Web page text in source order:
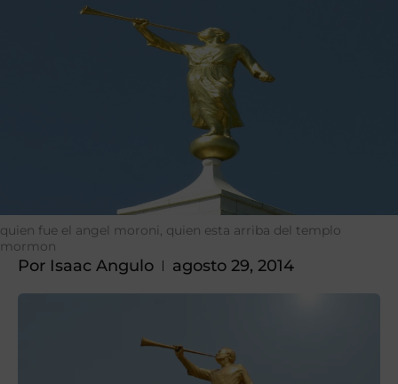
quien fue el angel moroni, quien esta arriba del templo
mormon
Por Isaac Angulo agosto 29, 2014